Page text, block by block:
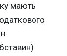
мають